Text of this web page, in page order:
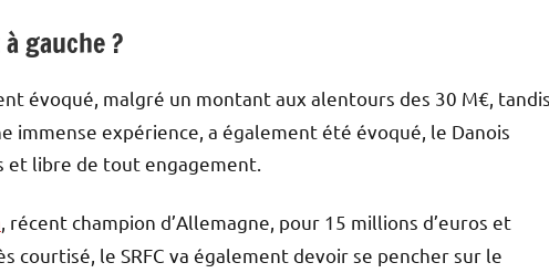
gauche ?
évoqué, malgré un montant aux alentours des 30 M€,
immense expérience, a également été évoqué, le Danois
libre de tout engagement.
, récent champion d’Allemagne, pour 15 millions d’euros et
le SRFC va également devoir se pencher sur le